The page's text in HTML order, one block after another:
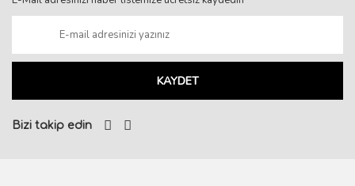
KAYDET
Bizi takip edin